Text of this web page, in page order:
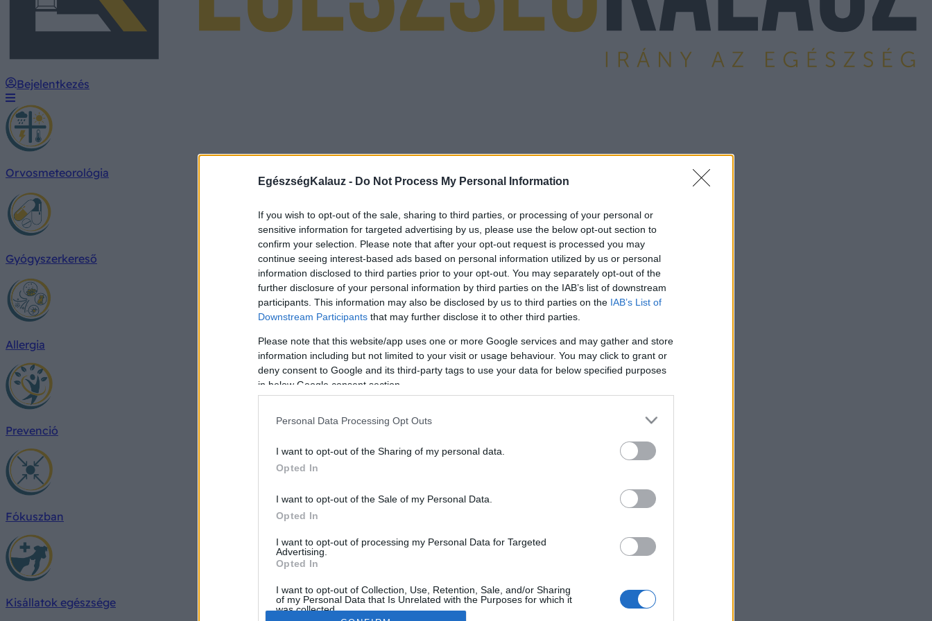
EgészségKalauz - Do Not Process My Personal Information
If you wish to opt-out of the sale, sharing to third parties, or processing of your personal or
sensitive information for targeted advertising by us, please use the below opt-out section to
confirm your selection. Please note that after your opt-out request is processed you may
continue seeing interest-based ads based on personal information utilized by us or personal
information disclosed to third parties prior to your opt-out. You may separately opt-out of the
further disclosure of your personal information by third parties on the IAB’s list of downstream
participants. This information may also be disclosed by us to third parties on the IAB’s List of
Downstream Participants that may further disclose it to other third parties.
Please note that this website/app uses one or more Google services and may gather and store
information including but not limited to your visit or usage behaviour. You may click to grant or
deny consent to Google and its third-party tags to use your data for below specified purposes
in below Google consent section.
Personal Data Processing Opt Outs
I want to opt-out of the Sharing of my personal data.
Opted In
I want to opt-out of the Sale of my Personal Data.
Opted In
I want to opt-out of processing my Personal Data for Targeted
Advertising.
Opted In
I want to opt-out of Collection, Use, Retention, Sale, and/or Sharing
of my Personal Data that Is Unrelated with the Purposes for which it
was collected.
Bejelentkezés
Orvosmeteorológia
Gyógyszerkereső
Allergia
Prevenció
Fókuszban
Kisállatok egészsége